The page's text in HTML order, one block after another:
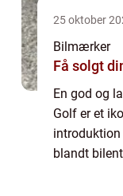
25 oktober
Bilmærker
Få solgt
En god og
Golf er et
blandt